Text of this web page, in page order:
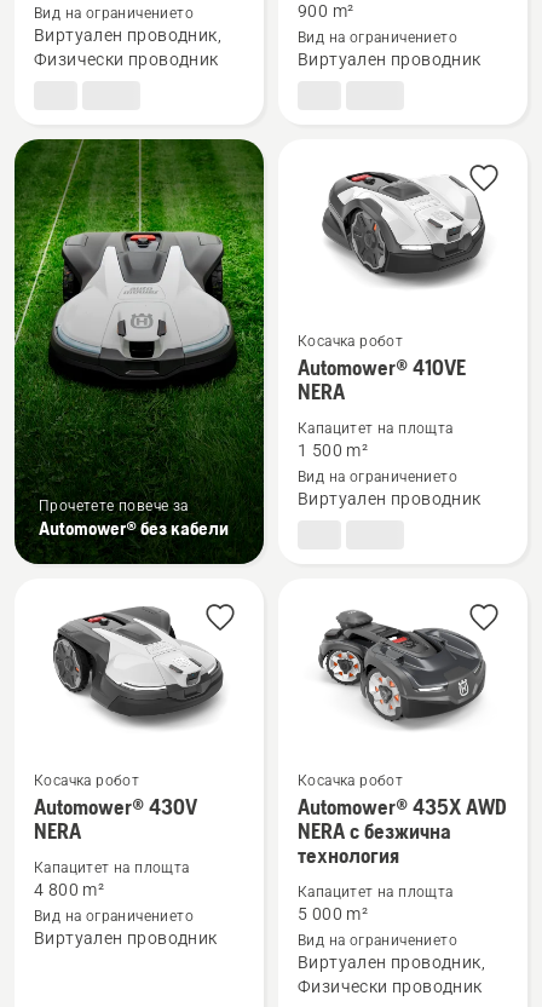
за
Automower®
310E
Вид на ограничението
Виртуален проводник,
Физически проводник
за
Automower®
405VE
900 m²
Вид на ограничението
Виртуален проводник
Прочетете повече за
Automower® без кабели
Вижте
повече
подробности
за
Automower®
410VE
Косачка робот
Automower® 410VE
NERA
Капацитет на площта
1 500 m²
Вид на ограничението
Виртуален проводник
Вижте
повече
подробности
за
Automower®
Косачка робот
Automower® 430V
NERA
Капацитет на площта
4 800 m²
Вид на ограничението
Виртуален проводник
Вижте
повече
подробности
за
Automower®
435X
Косачка робот
Automower® 435X AWD
NERA с безжична
технология
Капацитет на площта
5 000 m²
Вид на ограничението
Виртуален проводник,
Физически проводник